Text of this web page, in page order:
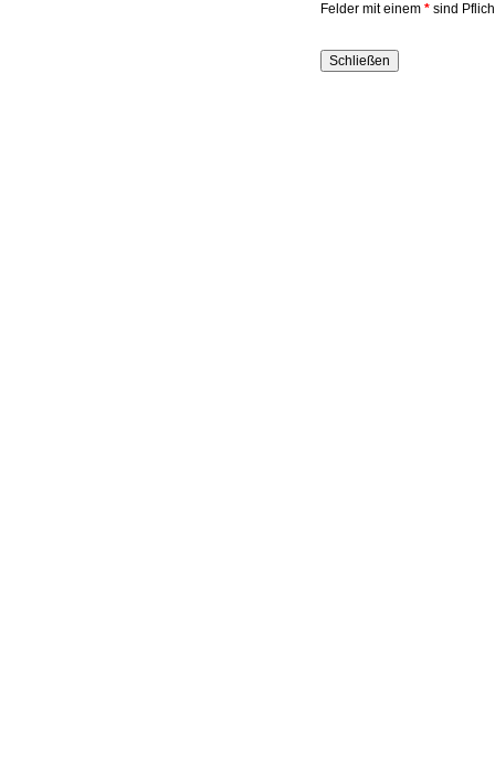
Felder mit einem * sind